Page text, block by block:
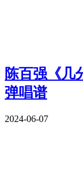
陈百强《几
弹唱谱
2024-06-07